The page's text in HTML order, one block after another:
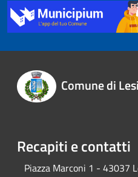
Comune di
Recapiti e contatti
Piazza Marconi 1 - 43037